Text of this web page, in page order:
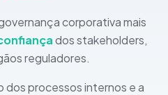
corporativa mais
dos stakeholders,
reguladores.
dos processos internos e a